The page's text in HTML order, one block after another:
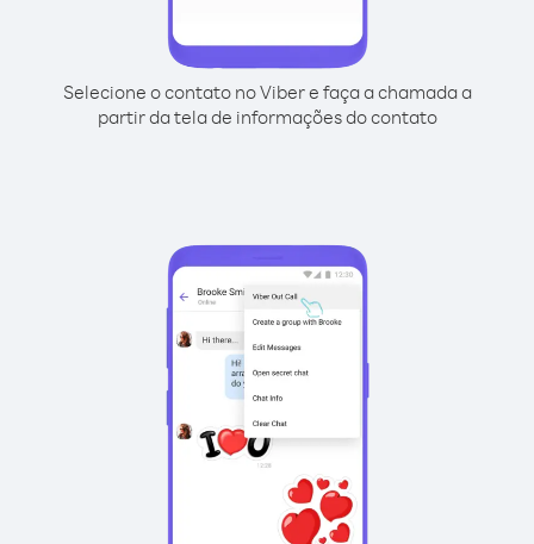
Selecione o contato no Viber e faça a chamada a
partir da tela de informações do contato